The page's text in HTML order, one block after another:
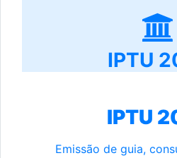
IPTU
IPTU
Emissão de guia,